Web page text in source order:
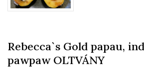
Rebecca`s Gold papau,
pawpaw OLTVÁNY